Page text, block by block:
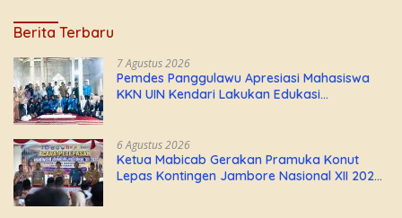
Berita Terbaru
7 Agustus 2026
Pemdes Panggulawu Apresiasi Mahasiswa
KKN UIN Kendari Lakukan Edukasi
6 Agustus 2026
Ketua Mabicab Gerakan Pramuka Konut
Lepas Kontingen Jambore Nasional XII 2026,